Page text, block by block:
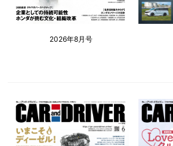
2026年8月号